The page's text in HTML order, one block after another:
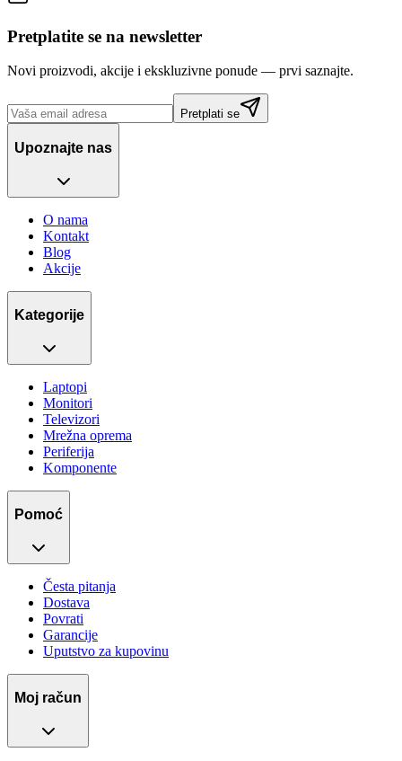
Pretplatite se na newsletter
Novi proizvodi, akcije i ekskluzivne ponude — prvi saznajte.
Pretplati se
Upoznajte nas
O nama
Kontakt
Blog
Akcije
Kategorije
Laptopi
Monitori
Televizori
Mrežna oprema
Periferija
Komponente
Pomoć
Česta pitanja
Dostava
Povrati
Garancije
Uputstvo za kupovinu
Moj račun